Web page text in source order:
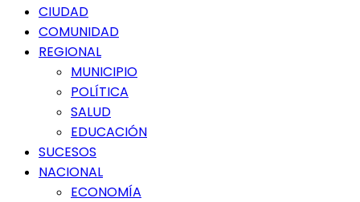
Menú
principal
CIUDAD
COMUNIDAD
REGIONAL
MUNICIPIO
POLÍTICA
SALUD
EDUCACIÓN
SUCESOS
NACIONAL
ECONOMÍA